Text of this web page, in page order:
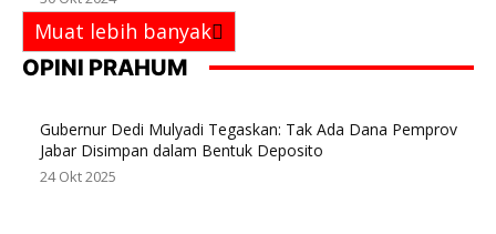
Muat lebih banyak
OPINI PRAHUM
Gubernur Dedi Mulyadi Tegaskan: Tak Ada Dana Pemprov
Jabar Disimpan dalam Bentuk Deposito
24 Okt 2025